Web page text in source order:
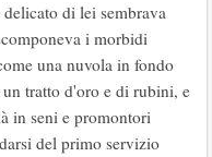
di lei sembrava
i morbidi
una nuvola in fondo
tratto d'oro e di rubini, e
in seni e promontori
del primo servizio